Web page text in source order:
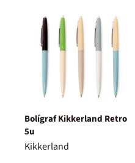
Bolígraf Kikkerland Retro
5u
Kikkerland